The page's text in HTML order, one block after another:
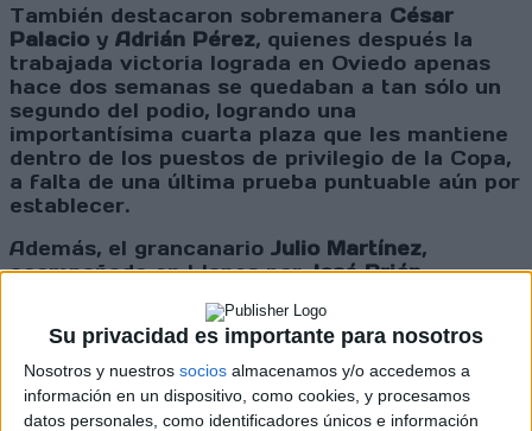
Su privacidad es importante para nosotros
Nosotros y nuestros socios almacenamos y/o accedemos a
información en un dispositivo, como cookies, y procesamos
datos personales, como identificadores únicos e información
También destacaron sobremanera César
Palacio y Adrián Pérez, quienes después la
trabajada victoria lograda en Oviedo apenas
hace dos semanas se quedaban a tan sólo un
segundo del podio, logrando una
importantísima cuarta plaza que les mantiene
dentro de los puestos de privilegio de la Copa,
a falta de una última prueba puntuable aún por
establecer.
Además, el grancanario Julio Martínez,
acompañado en Llanes porJosé Brión,
tramos en otro rallye totalmente nuevo para
él, demostrando una excelente capacidad de
adaptación a la disciplina de los rallyes esta
temporada y finalizando una vez más dentro
del top ten.